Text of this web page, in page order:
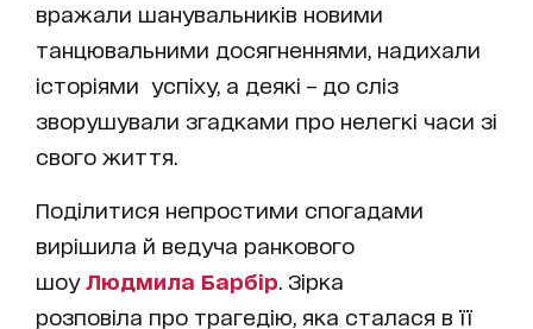
вражали шанувальників новими
танцювальними досягненнями, надихали
історіями успіху, а деякі – до сліз
зворушували згадками про нелегкі часи зі
свого життя.
Поділитися непростими спогадами
вирішила й ведуча ранкового
шоу Людмила Барбір . Зірка
розповіла про трагедію, яка сталася в її